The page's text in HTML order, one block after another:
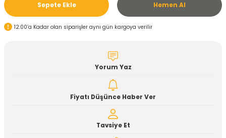
Sepete Ekle Hemen Al
12:00’a Kadar olan siparişler aynı gün kargoya verilir
Yorum Yaz
Fiyatı Düşünce Haber Ver
Tavsiye Et